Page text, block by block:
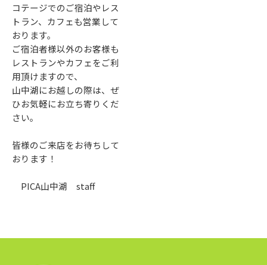
コテージでのご宿泊やレス
トラン、カフェも営業して
おります。
ご宿泊者様以外のお客様も
レストランやカフェをご利
用頂けますので、
山中湖にお越しの際は、ぜ
ひお気軽にお立ち寄りくだ
さい。
皆様のご来店をお待ちして
おります！
PICA山中湖 staff